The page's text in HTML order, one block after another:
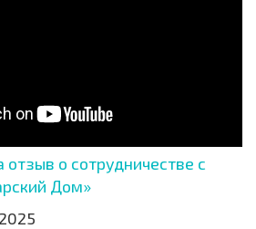
отзыв о сотрудничестве с
Дом»